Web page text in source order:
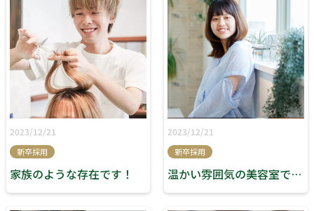
2023/12/21
新卒採用
家族のような存在です！
2023/12/21
新卒採用
温かい雰囲気の美容室です♪